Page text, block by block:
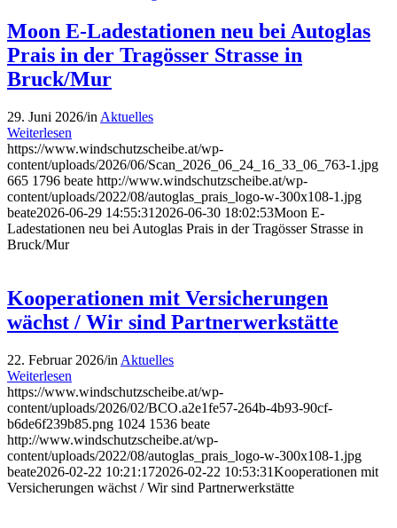
Moon E-Ladestationen neu bei Autoglas
Prais in der Tragösser Strasse in
Bruck/Mur
29. Juni 2026/in Aktuelles
Weiterlesen
https://www.windschutzscheibe.at/wp-
content/uploads/2026/06/Scan_2026_06_24_16_33_06_763-1.jpg
665 1796 beate http://www.windschutzscheibe.at/wp-
content/uploads/2022/08/autoglas_prais_logo-w-300x108-1.jpg
beate2026-06-29 14:55:31 2026-06-30 18:02:53Moon E-
Ladestationen neu bei Autoglas Prais in der Tragösser Strasse in
Bruck/Mur
Kooperationen mit Versicherungen
wächst / Wir sind Partnerwerkstätte
22. Februar 2026/in Aktuelles
Weiterlesen
https://www.windschutzscheibe.at/wp-
content/uploads/2026/02/BCO.a2e1fe57-264b-4b93-90cf-
b6de6f239b85.png 1024 1536 beate
http://www.windschutzscheibe.at/wp-
content/uploads/2022/08/autoglas_prais_logo-w-300x108-1.jpg
beate2026-02-22 10:21:172026-02-22 10:53:31Kooperationen mit
Versicherungen wächst / Wir sind Partnerwerkstätte